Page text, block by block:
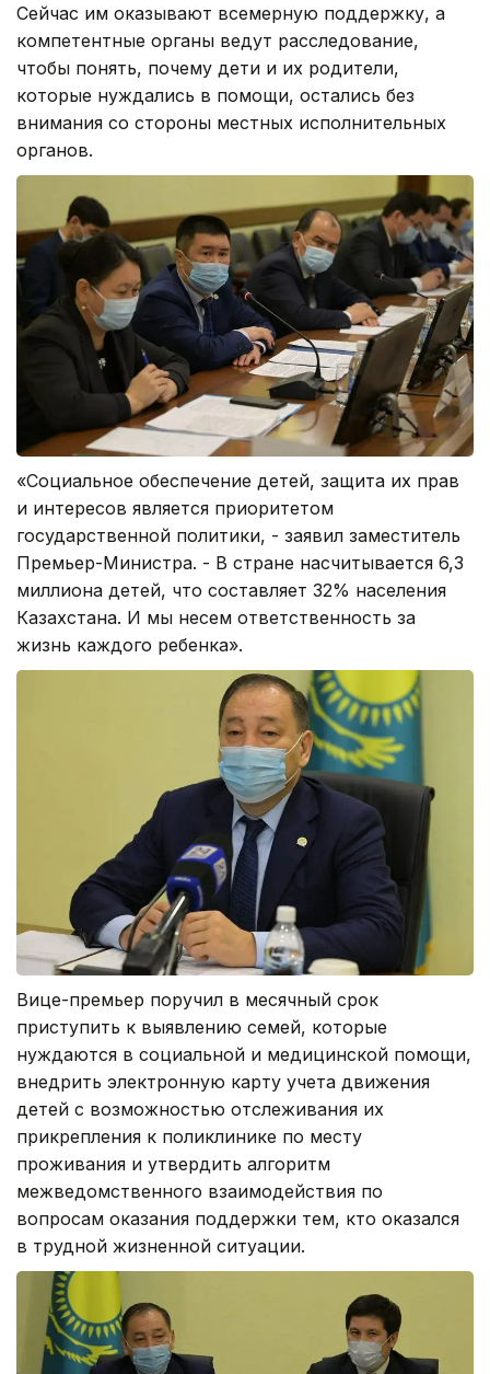
Сейчас им оказывают всемерную поддержку, а
компетентные органы ведут расследование,
чтобы понять, почему дети и их родители,
которые нуждались в помощи, остались без
внимания со стороны местных исполнительных
органов.
«Социальное обеспечение детей, защита их прав
и интересов является приоритетом
государственной политики, - заявил заместитель
Премьер-Министра. - В стране насчитывается 6,3
миллиона детей, что составляет 32% населения
Казахстана. И мы несем ответственность за
жизнь каждого ребенка».
Вице-премьер поручил в месячный срок
приступить к выявлению семей, которые
нуждаются в социальной и медицинской помощи,
внедрить электронную карту учета движения
детей с возможностью отслеживания их
прикрепления к поликлинике по месту
проживания и утвердить алгоритм
межведомственного взаимодействия по
вопросам оказания поддержки тем, кто оказался
в трудной жизненной ситуации.